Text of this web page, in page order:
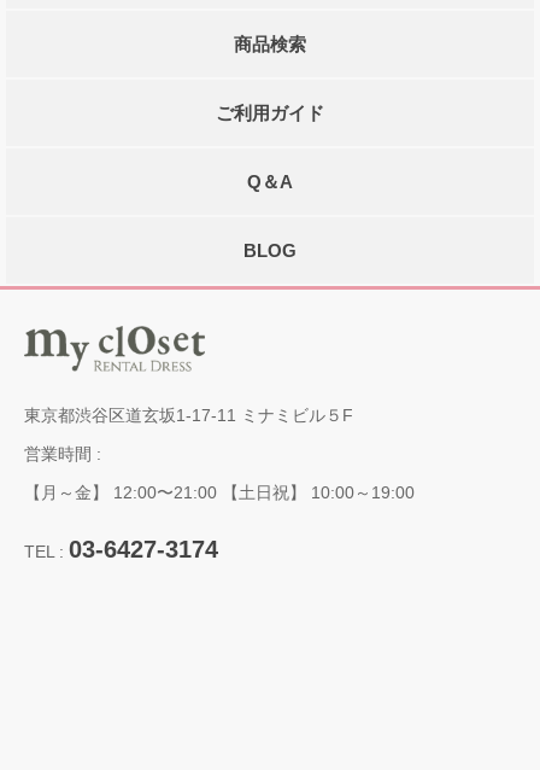
商品検索
ご利用ガイド
Q＆A
BLOG
東京都渋谷区道玄坂1-17-11 ミナミビル５F
営業時間 :
【月～金】 12:00〜21:00 【土日祝】 10:00～19:00
TEL : 03-6427-3174